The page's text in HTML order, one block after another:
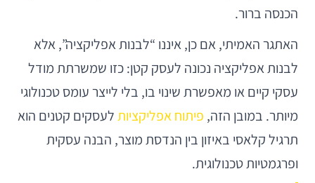
הכנסה ברור.
האתגר האמיתי, אם כן, איננו “לבנות אפליקציה”, אלא
לבנות אפליקציה נכונה לעסק קטן: כזו שמשרתת מודל
עסקי קיים או מאפשרת שינוי בו, בלי לייצר עומס טכנולוגי
מיותר. במובן הזה, פיתוח אפליקציותלעסקים קטנים הוא
תרגיל קלאסי באיזון בין הנדסת מוצר, הבנה עסקית
ופרגמטיות טכנולוגית.